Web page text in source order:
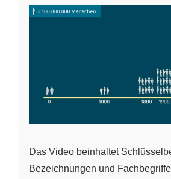
Das Video beinhaltet
Bezeichnungen und